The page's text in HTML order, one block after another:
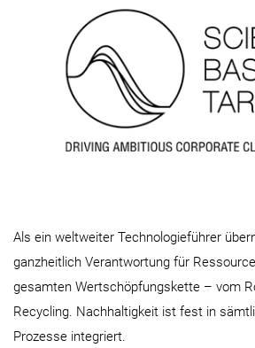
Als ein weltweiter Technologieführer
ganzheitlich Verantwortung für
gesamten Wertschöpfungskette – vom
Recycling. Nachhaltigkeit ist fest in
Prozesse integriert.